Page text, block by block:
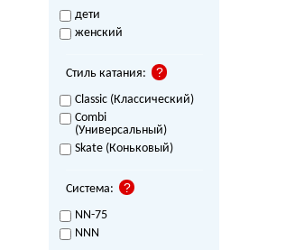
дети
женский
Стиль катания:
Classic (Классический)
Combi
(Универсальный)
Skate (Коньковый)
Система:
NN-75
NNN